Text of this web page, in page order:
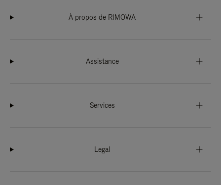
À propos de RIMOWA
Assistance
Services
Legal